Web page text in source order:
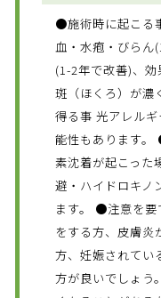
●施術時に起こる
血・水疱・びら
(1-2年で改善)、
斑（ほくろ）が濃
得る事 光アレル
能性もあります
素沈着が起こった
避・ハイドロキノ
ます。 ●注意を
をする方、皮膚炎
方、妊娠されてい
方が良いでしょ